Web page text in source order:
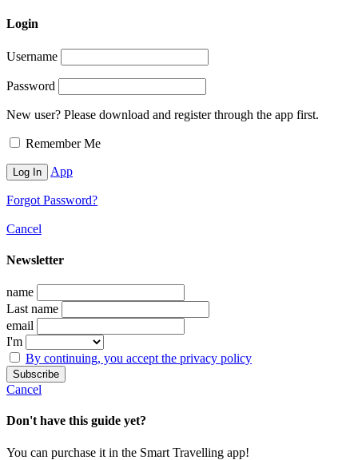
Login
Username
Password
New user? Please download and register through the app first.
Remember Me
App
Forgot Password?
Cancel
Newsletter
name
Last name
email
I'm
By continuing, you accept the privacy policy
Cancel
Don't have this guide yet?
You can purchase it in the Smart Travelling app!